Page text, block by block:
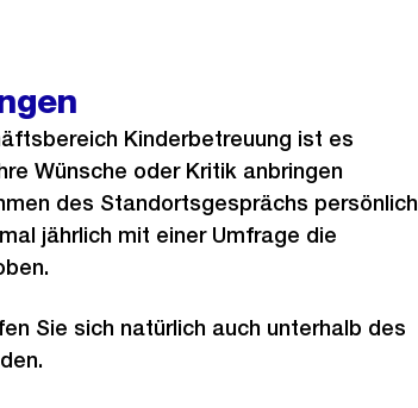
Kinderbetreuung ist es
Wünsche oder Kritik anbringen
des Standortsgesprächs persönlich
jährlich mit einer Umfrage die
Sie sich natürlich auch unterhalb des